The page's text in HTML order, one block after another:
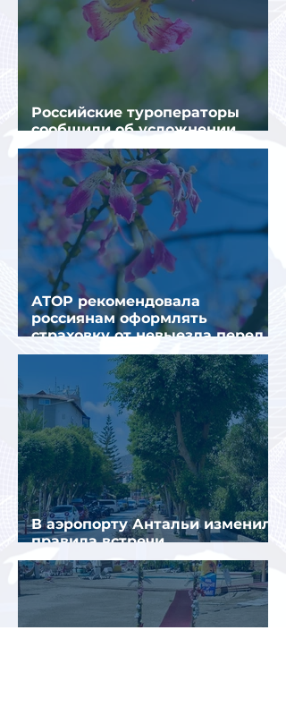
Российские туроператоры
сообщили об усложнении
получения виз в Грецию
АТОР рекомендовала
россиянам оформлять
страховку от невыезда перед
поездкой в Грецию
В аэропорту Антальи изменили
правила встречи
организованных туристов